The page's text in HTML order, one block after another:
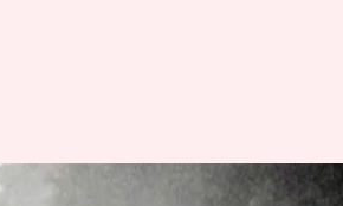
రాష్ట్రాలకు వర్ష